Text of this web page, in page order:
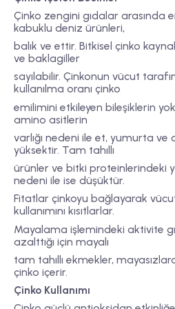
Çinko zengini gıdalar arasında
kabuklu deniz ürünleri,
balık ve ettir. Bitkisel çinko
ve baklagiller
sayılabilir. Çinkonun vücut
kullanılma oranı çinko
emilimini etkileyen bileşiklerin
amino asitlerin
varlığı nedeni ile et, yumurta
yüksektir. Tam tahıllı
ürünler ve bitki proteinlerindeki
nedeni ile ise düşüktür.
Fitatlar çinkoyu bağlayarak
kullanımını kısıtlarlar.
Mayalama işlemindeki aktivite
azalttığı için mayalı
tam tahıllı ekmekler,
çinko içerir.
Çinko Kullanımı